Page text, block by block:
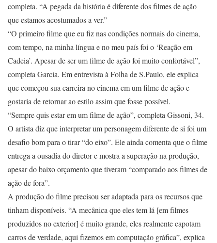
completa. “A pegada da história é diferente dos filmes de ação
que estamos acostumados a ver.”
“O primeiro filme que eu fiz nas condições normais do cinema,
com tempo, na minha língua e no meu país foi o ‘Reação em
Cadeia’. Apesar de ser um filme de ação foi muito confortável”,
completa Garcia. Em entrevista à Folha de S.Paulo, ele explica
que começou sua carreira no cinema em um filme de ação e
gostaria de retornar ao estilo assim que fosse possível.
“Sempre quis estar em um filme de ação”, completa Gissoni, 34.
O artista diz que interpretar um personagem diferente de si foi um
desafio bom para o tirar “do eixo”. Ele ainda comenta que o filme
entrega a ousadia do diretor e mostra a superação na produção,
apesar do baixo orçamento que tiveram “comparado aos filmes de
ação de fora”.
A produção do filme precisou ser adaptada para os recursos que
tinham disponíveis. “A mecânica que eles tem lá [em filmes
produzidos no exterior] é muito grande, eles realmente capotam
carros de verdade, aqui fizemos em computação gráfica”, explica